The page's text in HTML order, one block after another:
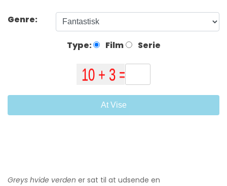
Genre:
Type: Film Serie
At Vise
Greys hvide verden er sat til at udsende en